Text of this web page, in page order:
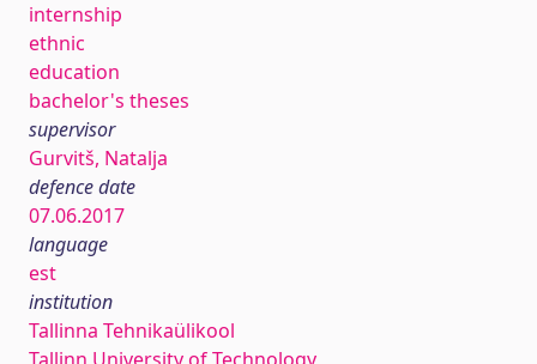
internship
ethnic
education
bachelor's theses
supervisor
Gurvitš, Natalja
defence date
07.06.2017
language
est
institution
Tallinna Tehnikaülikool